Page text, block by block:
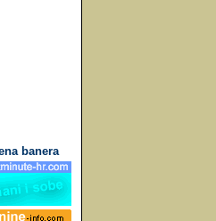
banera